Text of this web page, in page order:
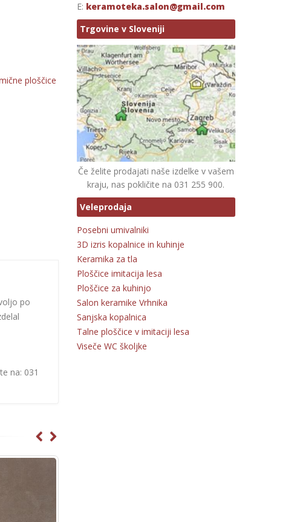
ploščice
po
na: 031
E: keramoteka.salon@gmail.com
Trgovine v Sloveniji
Če želite prodajati naše izdelke v vašem
kraju, nas pokličite na 031 255 900.
Veleprodaja
Posebni umivalniki
3D izris kopalnice in kuhinje
Keramika za tla
Ploščice imitacija lesa
Ploščice za kuhinjo
Salon keramike Vrhnika
Sanjska kopalnica
Talne ploščice v imitaciji lesa
Viseče WC školjke